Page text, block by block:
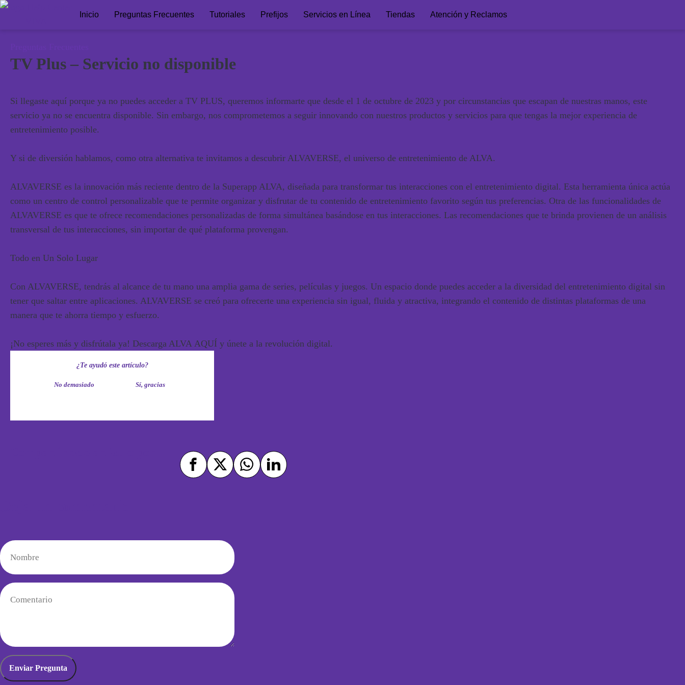
Inicio Preguntas Frecuentes Tutoriales Prefijos Servicios en Línea Tiendas Atención y Reclamos
TV Plus – Servicio no disponible
Si llegaste aquí porque ya no puedes acceder a TV PLUS, queremos informarte que desde el 1 de octubre de 2023 y por circunstancias que escapan de nuestras manos, este
servicio ya no se encuentra disponible. Sin embargo, nos comprometemos a seguir innovando con nuestros productos y servicios para que tengas la mejor experiencia de
entretenimiento posible.
Y si de diversión hablamos, como otra alternativa te invitamos a descubrir ALVAVERSE, el universo de entretenimiento de ALVA.
ALVAVERSE es la innovación más reciente dentro de la Superapp ALVA, diseñada para transformar tus interacciones con el entretenimiento digital. Esta herramienta única actúa
como un centro de control personalizable que te permite organizar y disfrutar de tu contenido de entretenimiento favorito según tus preferencias. Otra de las funcionalidades de
ALVAVERSE es que te ofrece recomendaciones personalizadas de forma simultánea basándose en tus interacciones. Las recomendaciones que te brinda provienen de un análisis
transversal de tus interacciones, sin importar de qué plataforma provengan.
Todo en Un Solo Lugar
Con ALVAVERSE, tendrás al alcance de tu mano una amplia gama de series, películas y juegos. Un espacio donde puedes acceder a la diversidad del entretenimiento digital sin
tener que saltar entre aplicaciones. ALVAVERSE se creó para ofrecerte una experiencia sin igual, fluida y atractiva, integrando el contenido de distintas plataformas de una
manera que te ahorra tiempo y esfuerzo.
¡No esperes más y disfrútala ya! Descarga ALVA AQUÍ y únete a la revolución digital.
¿Te ayudó este artículo?
No demasiado Sí, gracias